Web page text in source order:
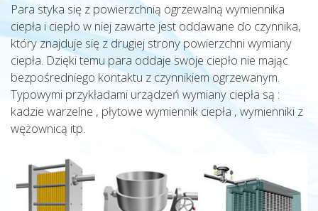
Para styka się z powierzchnią ogrzewalną wymiennika
ciepła i ciepło w niej zawarte jest oddawane do czynnika,
który znajduje się z drugiej strony powierzchni wymiany
ciepła. Dzięki temu para oddaje swoje ciepło nie mając
bezpośredniego kontaktu z czynnikiem ogrzewanym.
Typowymi przykładami urządzeń wymiany ciepła są :
kadzie warzelne , płytowe wymiennik ciepła , wymienniki z
wężownicą itp.